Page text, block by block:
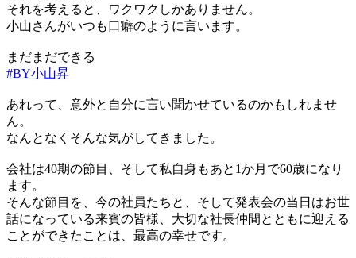
それを考えると、ワクワクしかありません。
小山さんがいつも口癖のように言います。
まだまだできる
#BY小山昇
あれって、意外と自分に言い聞かせているのかもしれませ
ん。
なんとなくそんな気がしてきました。
会社は40期の節目、そして私自身もあと1か月で60歳になり
ます。
そんな節目を、今の社員たちと、そして発表会の当日はお世
話になっている来賓の皆様、大切な社長仲間とともに迎える
ことができたことは、最高の幸せです。